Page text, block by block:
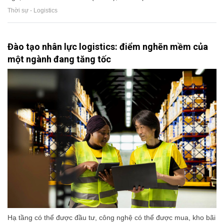
Thời sự - Logistics
Đào tạo nhân lực logistics: điểm nghẽn mềm của
một ngành đang tăng tốc
Hạ tầng có thể được đầu tư, công nghệ có thể được mua, kho bãi